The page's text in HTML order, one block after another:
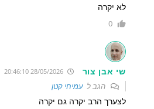
לא יקרה
0
שי אבן צור 28/05/2026 20:46:10
הגב לעמיחי קטן
לצערך הרב יקרה גם יקרה